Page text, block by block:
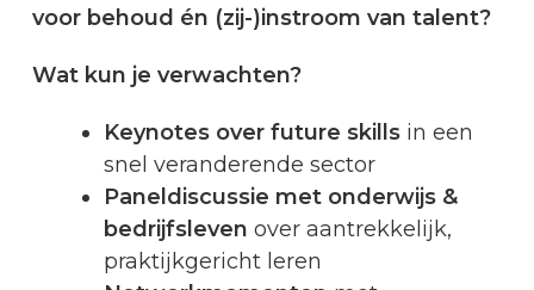
voor behoud én (zij-)instroom van talent?
Wat kun je verwachten?
Keynotes over future skills in een
snel veranderende sector
Paneldiscussie met onderwijs &
bedrijfsleven over aantrekkelijk,
praktijkgericht leren